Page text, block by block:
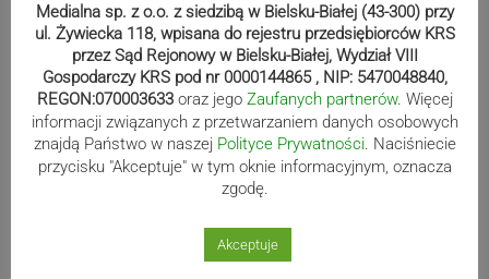
Kolarskie utrudnienia na
Żywiecczyźnie
Basen w Andrychowie powróci w
Medialna sp. z o.o. z siedzibą w Bielsku-Białej (43-300) przy
ul. Żywiecka 118, wpisana do rejestru przedsiębiorców KRS
przez Sąd Rejonowy w Bielsku-Białej, Wydział VIII
Gospodarczy KRS pod nr 0000144865 , NIP: 5470048840,
REGON:070003633 oraz jego Zaufanych partnerów. Więcej
informacji związanych z przetwarzaniem danych osobowych
znajdą Państwo w naszej Polityce Prywatności. Naciśniecie
przycisku "Akceptuje" w tym oknie informacyjnym, oznacza
zgodę.
Akceptuje